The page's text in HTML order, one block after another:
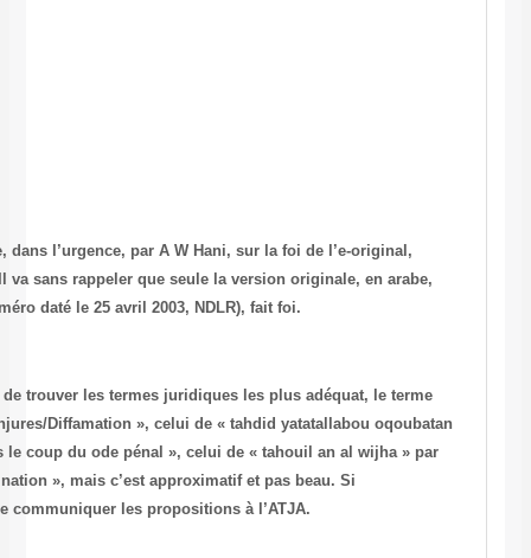
(Rapport préliminaire traduit de l’arabe, dans l’urgence, par A W
transmis par Me Abbou depuis Tunis. Il va sans rappeler que seule
(publiée par TUNISNEWS dans son numéro daté le 25 avril 2003,
Le traducteur, non juriste, a fait l’effort de trouver les termes
« Qadhf » en arabe a été traduit par « Injures/Diffamation », celui de
jinaiyya » par « menaces tombant sous le coup du ode pénal »,
« enlèvement et détournement de destination », mais c’est
quelqun trouve mieux, ça serait bien de communiquer les